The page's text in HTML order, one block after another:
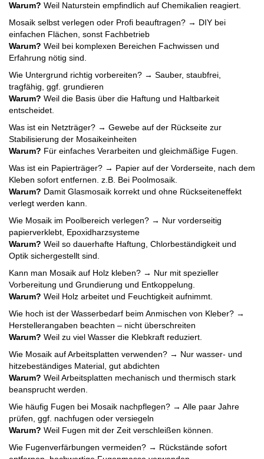
Warum? Weil Naturstein empfindlich auf Chemikalien reagiert.
Mosaik selbst verlegen oder Profi beauftragen? → DIY bei
einfachen Flächen, sonst Fachbetrieb
Warum? Weil bei komplexen Bereichen Fachwissen und
Erfahrung nötig sind.
Wie Untergrund richtig vorbereiten? → Sauber, staubfrei,
tragfähig, ggf. grundieren
Warum? Weil die Basis über die Haftung und Haltbarkeit
entscheidet.
Was ist ein Netzträger? → Gewebe auf der Rückseite zur
Stabilisierung der Mosaikeinheiten
Warum? Für einfaches Verarbeiten und gleichmäßige Fugen.
Was ist ein Papierträger? → Papier auf der Vorderseite, nach dem
Kleben sofort entfernen. z.B. Bei Poolmosaik.
Warum? Damit Glasmosaik korrekt und ohne Rückseiteneffekt
verlegt werden kann.
Wie Mosaik im Poolbereich verlegen? → Nur vorderseitig
papierverklebt, Epoxidharzsysteme
Warum? Weil so dauerhafte Haftung, Chlorbeständigkeit und
Optik sichergestellt sind.
Kann man Mosaik auf Holz kleben? → Nur mit spezieller
Vorbereitung und Grundierung und Entkoppelung.
Warum? Weil Holz arbeitet und Feuchtigkeit aufnimmt.
Wie hoch ist der Wasserbedarf beim Anmischen von Kleber? →
Herstellerangaben beachten – nicht überschreiten
Warum? Weil zu viel Wasser die Klebkraft reduziert.
Wie Mosaik auf Arbeitsplatten verwenden? → Nur wasser- und
hitzebeständiges Material, gut abdichten
Warum? Weil Arbeitsplatten mechanisch und thermisch stark
beansprucht werden.
Wie häufig Fugen bei Mosaik nachpflegen? → Alle paar Jahre
prüfen, ggf. nachfugen oder versiegeln
Warum? Weil Fugen mit der Zeit verschleißen können.
Wie Fugenverfärbungen vermeiden? → Rückstände sofort